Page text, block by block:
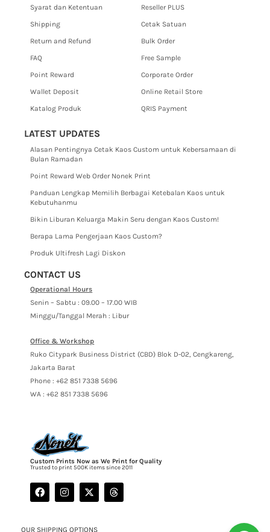
LATEST UPDATES
CONTACT US
Syarat dan Ketentuan
Shipping
Return and Refund
FAQ
Point Reward
Wallet Deposit
Katalog Produk
Reseller PLUS
Cetak Satuan
Bulk Order
Free Sample
Corporate Order
Online Retail Store
QRIS Payment
Alasan Pentingnya Cetak Kaos Custom untuk Kebersamaan di
Bulan Ramadan
Point Reward Web Order Nonek Print
Panduan Lengkap Memilih Berbagai Ketebalan Kaos untuk
Kebutuhanmu
Bikin Liburan Keluarga Makin Seru dengan Kaos Custom!
Berapa Lama Pengerjaan Kaos Custom?
Produk Ultifresh Lagi Diskon
Operational Hours
Senin – Sabtu : 09.00 – 17.00 WIB
Minggu/Tanggal Merah : Libur
Office & Workshop
Ruko Citypark Business District (CBD) Blok D-02, Cengkareng,
Jakarta Barat
Phone : +62 851 7338 5696
WA : +62 851 7338 5696
Custom Prints Now as We Print for Quality
Trusted to print 500K items since 2011
OUR SHIPPING OPTIONS